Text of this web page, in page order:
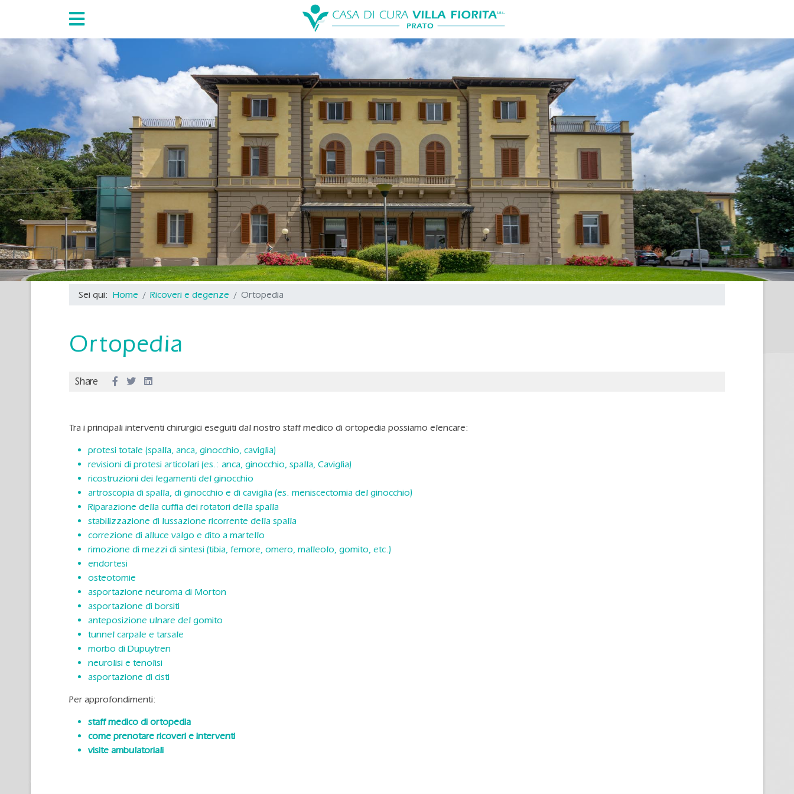
Sei qui: Home Ricoveri e degenze Ortopedia
Ortopedia
Share
Tra i principali interventi chirurgici eseguiti dal nostro staff medico di ortopedia possiamo elencare:
protesi totale (spalla, anca, ginocchio, caviglia)
revisioni di protesi articolari (es.: anca, ginocchio, spalla, Caviglia)
ricostruzioni dei legamenti del ginocchio
artroscopia di spalla, di ginocchio e di caviglia (es. meniscectomia del ginocchio)
Riparazione della cuffia dei rotatori della spalla
stabilizzazione di lussazione ricorrente della spalla
correzione di alluce valgo e dito a martello
rimozione di mezzi di sintesi (tibia, femore, omero, malleolo, gomito, etc.)
endortesi
osteotomie
asportazione neuroma di Morton
asportazione di borsiti
anteposizione ulnare del gomito
tunnel carpale e tarsale
morbo di Dupuytren
neurolisi e tenolisi
asportazione di cisti
Per approfondimenti:
staff medico di ortopedia
come prenotare ricoveri e interventi
visite ambulatoriali